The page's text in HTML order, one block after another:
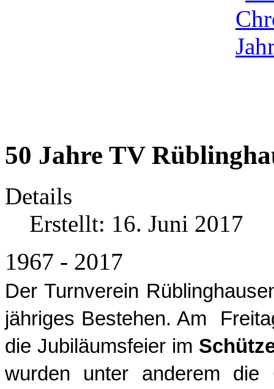
50 Jahre TV
Details
Erstellt: 16. Juni 2017
1967 - 2017
Der Turnverein
jähriges Bestehen. Am
die Jubiläumsfeier im
wurden unter anderem die